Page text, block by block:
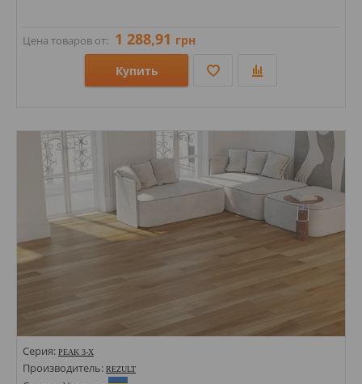
Цена товаров от: 1 288,91 грн
Купить
Стили:
Цвета:
Серия: PEAK 3-X
Производитель: REZULT